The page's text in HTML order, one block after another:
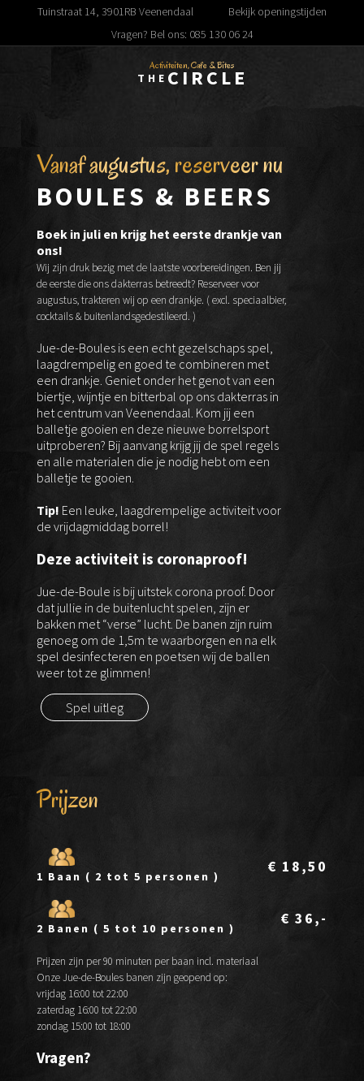
Tuinstraat 14, 3901RB Veenendaal
Bekijk openingstijden
Vragen? Bel ons: 085 130 06 24
Activiteiten, Cafe & Bites
THE CIRCLE
Vanaf augustus, reserveer nu
BOULES & BEERS
Boek in juli en krijg het eerste drankje van
ons!
Wij zijn druk bezig met de laatste voorbereidingen. Ben jij
de eerste die ons dakterras betreedt? Reserveer voor
augustus, trakteren wij op een drankje. ( excl. speciaalbier,
cocktails & buitenlandsgedestileerd. )
Jue-de-Boules is een echt gezelschaps spel,
laagdrempelig en goed te combineren met
een drankje. Geniet onder het genot van een
biertje, wijntje en bitterbal op ons dakterras in
het centrum van Veenendaal. Kom jij een
balletje gooien en deze nieuwe borrelsport
uitproberen? Bij aanvang krijg jij de spel regels
en alle materialen die je nodig hebt om een
balletje te gooien.
Tip! Een leuke, laagdrempelige activiteit voor
de vrijdagmiddag borrel!
Deze activiteit is coronaproof!
Jue-de-Boule is bij uitstek corona proof. Door
dat jullie in de buitenlucht spelen, zijn er
bakken met “verse” lucht. De banen zijn ruim
genoeg om de 1,5m te waarborgen en na elk
spel desinfecteren en poetsen wij de ballen
weer tot ze glimmen!
Spel uitleg
Prijzen
1 Baan ( 2 tot 5 personen )
€ 18,50
2 Banen ( 5 tot 10 personen )
€ 36,-
Prijzen zijn per 90 minuten per baan incl. materiaal
Onze Jue-de-Boules banen zijn geopend op:
vrijdag 16:00 tot 22:00
zaterdag 16:00 tot 22:00
zondag 15:00 tot 18:00
Vragen?